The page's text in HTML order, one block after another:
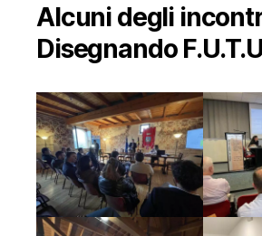
Alcuni degli
Disegnando